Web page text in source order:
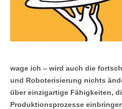
wage ich – wird auch die
und Roboterisierung nichts
über einzigartige Fähigkeiten,
Produktionsprozesse